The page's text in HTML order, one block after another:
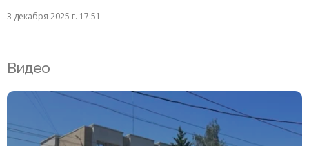
3 декабря 2025 г. 17:51
Видео